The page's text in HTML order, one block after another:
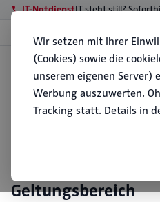
IT-NotdienstIT steht still?
Datenschutz
Verantwortlicher
Geltungsbereich
Wir setzen mit Ihrer
(Cookies) sowie die
unserem eigenen Server)
Werbung auszuwerten.
Tracking statt. Details in